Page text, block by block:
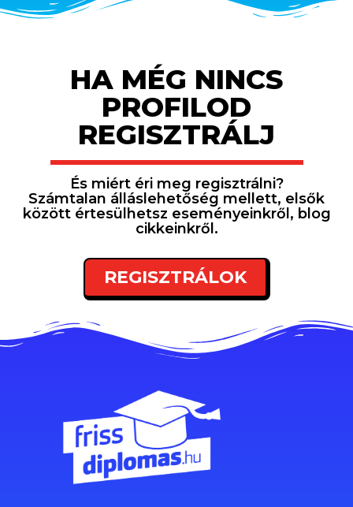
HA MÉG NINCS
PROFILOD
REGISZTRÁLJ
És miért éri meg regisztrálni?
Számtalan álláslehetőség mellett, elsők
között értesülhetsz eseményeinkről, blog
cikkeinkről.
REGISZTRÁLOK